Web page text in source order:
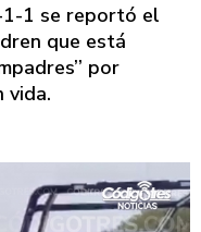
1-1 se reportó el
que está
por
vida.